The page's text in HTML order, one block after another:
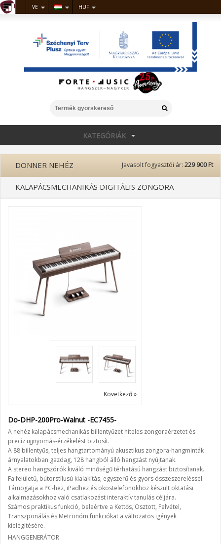
VE HUF
KATEGÓRIÁK
Javasolt fogyasztói ár: 229 900 Ft
DONNER NEHÉZ
KALAPÁCSMECHANIKÁS DIGITÁLIS ZONGORA
Következő »
Do-DHP-200Pro-Walnut -EC7455-
A nehéz kalapácsmechanikás billentyűzet hiteles zongoraérzetet és
precíz ujjnyomás-érzékelést biztosít.
A 88 billentyűs, teljes hangtartományú akusztikus zongora-hangminták
árnyalatokban gazdag, 128 hangból álló hangzást nyújtanak.
A stereo hangszórók kiváló minőségű térhatású hangzást biztosítanak.
Fa felületű, bútorstílusú kialakítás, egyszerű és gyors összeszereléssel.
Támogatja a PC-hez, iPadhez és okostelefonokhoz készült oktatási
alkalmazásokhoz való csatlakozást interaktív tanulás céljára.
Számos praktikus funkció, beleértve a Kettős, Osztott, Felvétel,
Transzponálás és Metronóm funkciókat a változatos igények
kielégítésére.
HANGGENERÁTOR